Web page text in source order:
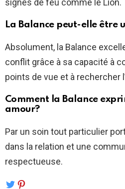
signes de feu comme le Lion.
La Balance peut-elle être
Absolument, la Balance
conflit grâce à sa capacité à
points de vue et à rechercher
Comment la Balance
amour?
Par un soin tout particulier
dans la relation et une
respectueuse.